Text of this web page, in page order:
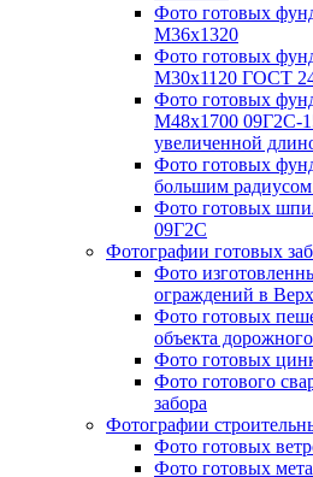
Фото готовых
М36х1320
Фото готовых
М30х1120 ГОСТ
Фото готовых
М48х1700 09Г2С-
увеличенной
Фото готовых
большим радиусом
Фото готовых
09Г2С
Фотографии готовых
Фото
ограждений в
Фото готовых
объекта
Фото готовых
Фото готового
забора
Фотографии
Фото готовых
Фото готовых